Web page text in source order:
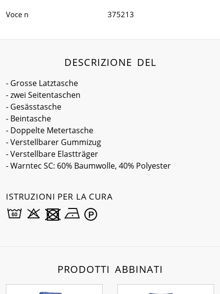
Voce n 375213
DESCRIZIONE DEL
- Grosse Latztasche
- zwei Seitentaschen
- Gesässtasche
- Beintasche
- Doppelte Metertasche
- Verstellbarer Gummizug
- Verstellbare Elastträger
- Warntec SC: 60% Baumwolle, 40% Polyester
ISTRUZIONI PER LA CURA
PRODOTTI ABBINATI